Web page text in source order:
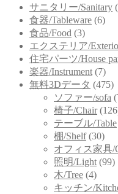
サニタリー/Sanitary
食器/Tableware (6)
食品/Food (3)
エクステリア/
住宅パーツ/House
楽器/Instrument (7)
無料3Dデータ (475)
ソファー/sofa
椅子/Chair
テーブル/Table
棚/Shelf (30)
オフィス家具/
照明/Light (99)
木/Tree (4)
キッチン/